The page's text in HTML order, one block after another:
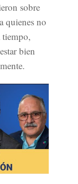
sobre
quienes no
tiempo,
bien